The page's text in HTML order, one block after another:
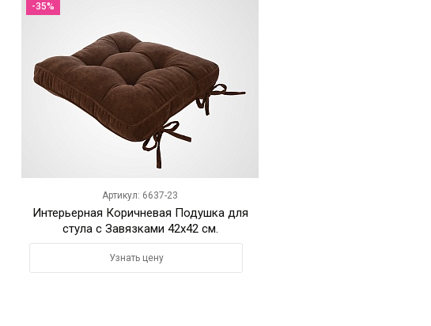
-35%
Артикул: 6637-23
Интерьерная Коричневая Подушка для
стула с Завязками 42х42 см.
Узнать цену